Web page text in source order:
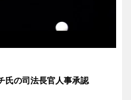
氏の司法長官人事承認